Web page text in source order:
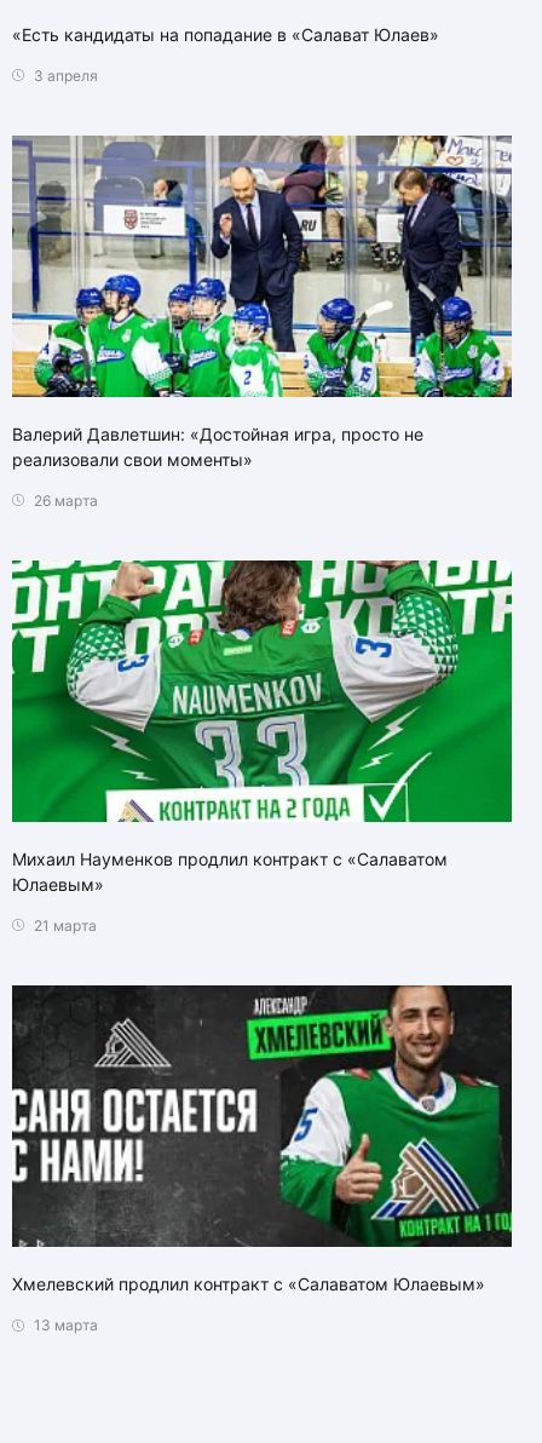
«Есть кандидаты на попадание в «Салават Юлаев»
3 апреля
Валерий Давлетшин: «Достойная игра, просто не
реализовали свои моменты»
26 марта
Михаил Науменков продлил контракт с «Салаватом
Юлаевым»
21 марта
Хмелевский продлил контракт с «Салаватом Юлаевым»
13 марта